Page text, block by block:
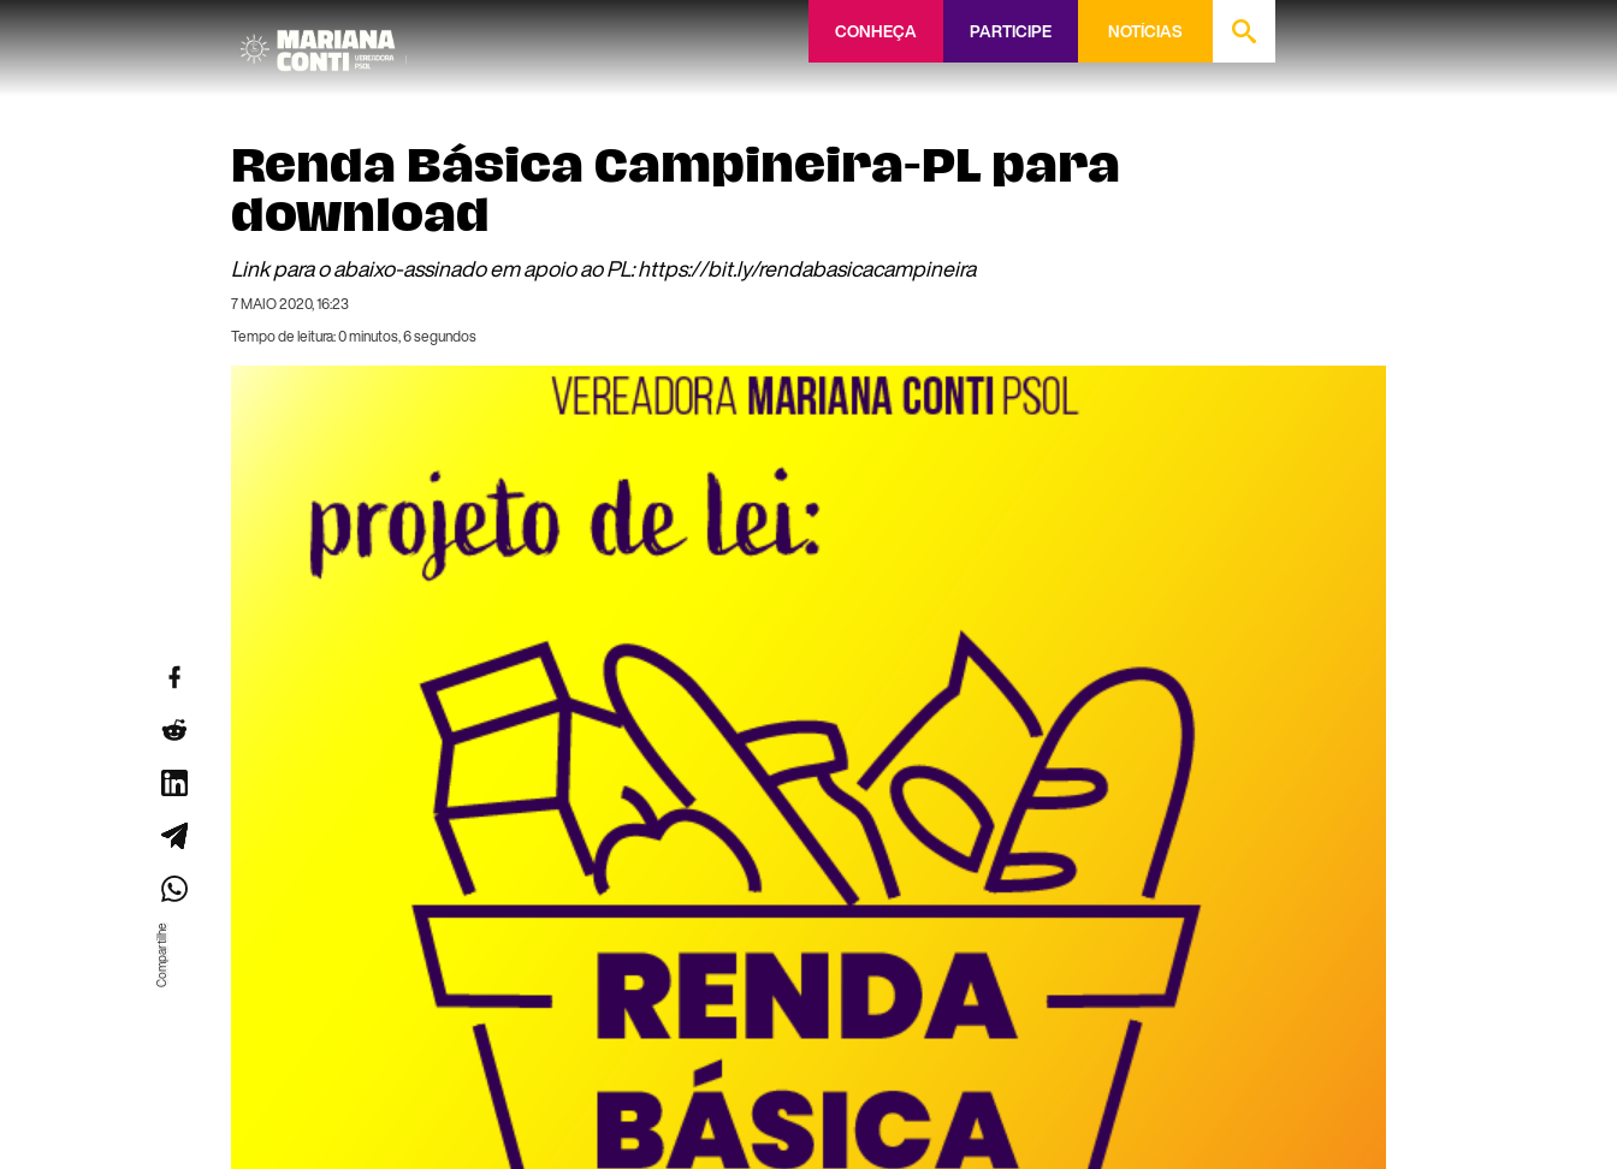
CONHEÇA PARTICIPE NOTÍCIAS
Renda Básica Campineira-PL para
download
Link para o abaixo-assinado em apoio ao PL: https://bit.ly/rendabasicacampineira
7 MAIO 2020, 16:23
Tempo de leitura: 0 minutos, 6 segundos